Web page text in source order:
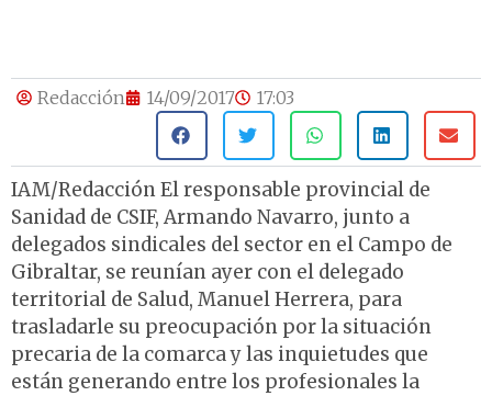
Redacción 14/09/2017 17:03
IAM/Redacción El responsable provincial de
Sanidad de CSIF, Armando Navarro, junto a
delegados sindicales del sector en el Campo de
Gibraltar, se reunían ayer con el delegado
territorial de Salud, Manuel Herrera, para
trasladarle su preocupación por la situación
precaria de la comarca y las inquietudes que
están generando entre los profesionales la